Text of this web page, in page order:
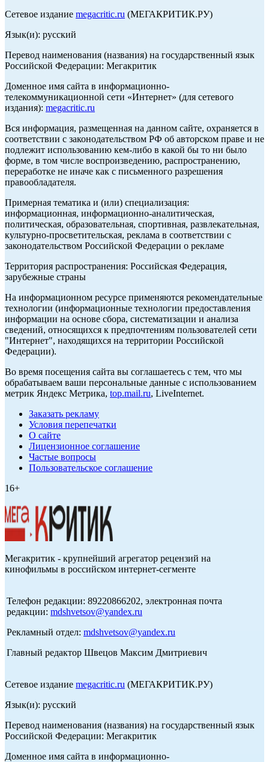
Сетевое издание megacritic.ru (МЕГАКРИТИК.РУ)
Язык(и): русский
Перевод наименования (названия) на государственный язык
Российской Федерации: Мегакритик
Доменное имя сайта в информационно-
телекоммуникационной сети «Интернет» (для сетевого
издания): megacritic.ru
Вся информация, размещенная на данном сайте, охраняется в
соответствии с законодательством РФ об авторском праве и не
подлежит использованию кем-либо в какой бы то ни было
форме, в том числе воспроизведению, распространению,
переработке не иначе как с письменного разрешения
правообладателя.
Примерная тематика и (или) специализация:
информационная, информационно-аналитическая,
политическая, образовательная, спортивная, развлекательная,
культурно-просветительская, реклама в соответствии с
законодательством Российской Федерации о рекламе
Территория распространения: Российская Федерация,
зарубежные страны
На информационном ресурсе применяются рекомендательные
технологии (информационные технологии предоставления
информации на основе сбора, систематизации и анализа
сведений, относящихся к предпочтениям пользователей сети
"Интернет", находящихся на территории Российской
Федерации).
Во время посещения сайта вы соглашаетесь с тем, что мы
обрабатываем ваши персональные данные с использованием
метрик Яндекс Метрика, top.mail.ru, LiveInternet.
Заказать рекламу
Условия перепечатки
О сайте
Лицензионное соглашение
Частые вопросы
Пользовательское соглашение
16+
Мегакритик - крупнейший агрегатор рецензий на
кинофильмы в российском интернет-сегменте
Телефон редакции: 89220866202, электронная почта
редакции: mdshvetsov@yandex.ru
Рекламный отдел: mdshvetsov@yandex.ru
Главный редактор Швецов Максим Дмитриевич
Сетевое издание megacritic.ru (МЕГАКРИТИК.РУ)
Язык(и): русский
Перевод наименования (названия) на государственный язык
Российской Федерации: Мегакритик
Доменное имя сайта в информационно-